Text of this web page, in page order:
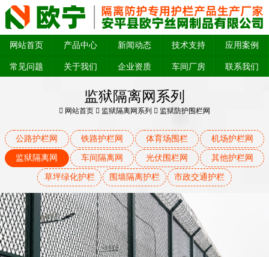
网站首页 产品中心 新闻动态 技术支持 应用案例
常见问题 关于我们 企业资质 车间厂房 联系我们
监狱隔离网系列
网站首页 监狱隔离网系列 监狱防护围栏网
公路护栏网 铁路护栏网 体育场围栏 机场护栏网
监狱隔离网 车间隔离网 光伏围栏网 其他护栏网
草坪绿化护栏 围墙隔离护栏 市政交通护栏